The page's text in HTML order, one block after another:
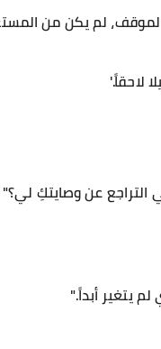
الموقف، لم يكن من
لاحقاً.'
عن وصايتكِ لي؟"
يتغير أبداً."